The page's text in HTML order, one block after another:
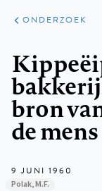
ARTIKELEN
ONDERZOEK
ONDERZOEK
bron
de mens
9 JUNI 1960
Polak, M.F.